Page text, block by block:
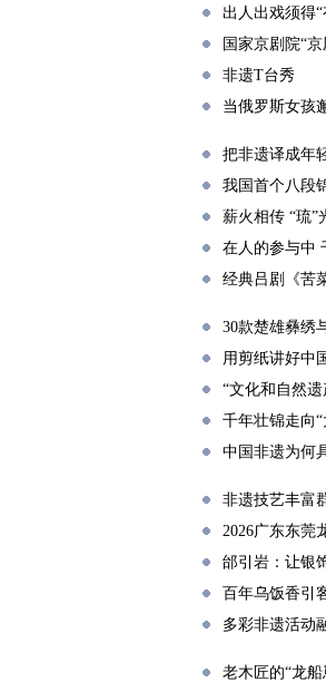
出人出戏须得
国家京剧院“
非遗T台秀
当俄罗斯女孩
把非遗译成年
我国首个八段
薪火相传 “琉”
在人的参与中
经典吕剧《苦
30款楚雄彝绣
用剪纸讲好中
“文化和自然
千年壮锦走向
中国非遗为何
非遗技艺丰富
2026广东东莞
邰引岩：让银
百年乌饭香引
多彩非遗活动
老木匠的“龙船